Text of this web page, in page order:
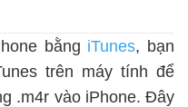
bằng iTunes, bạn
trên máy tính để
.m4r vào iPhone. Đây